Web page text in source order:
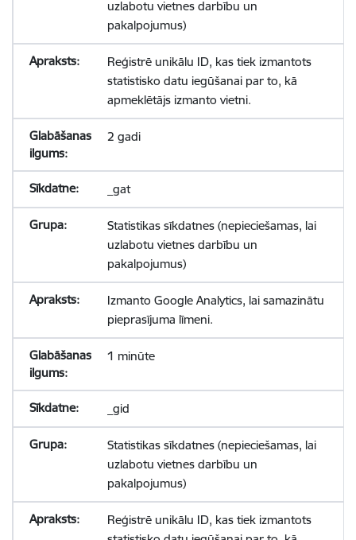
uzlabotu vietnes darbību un
pakalpojumus)
Reģistrē unikālu ID, kas tiek izmantots
statistisko datu iegūšanai par to, kā
apmeklētājs izmanto vietni.
2 gadi
_gat
Statistikas sīkdatnes (nepieciešamas, lai
uzlabotu vietnes darbību un
pakalpojumus)
Izmanto Google Analytics, lai samazinātu
pieprasījuma līmeni.
1 minūte
_gid
Statistikas sīkdatnes (nepieciešamas, lai
uzlabotu vietnes darbību un
pakalpojumus)
Reģistrē unikālu ID, kas tiek izmantots